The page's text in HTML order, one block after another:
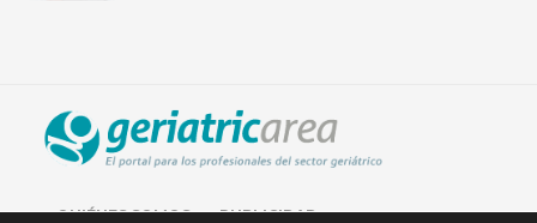
QUIÉNES SOMOS PUBLICIDAD